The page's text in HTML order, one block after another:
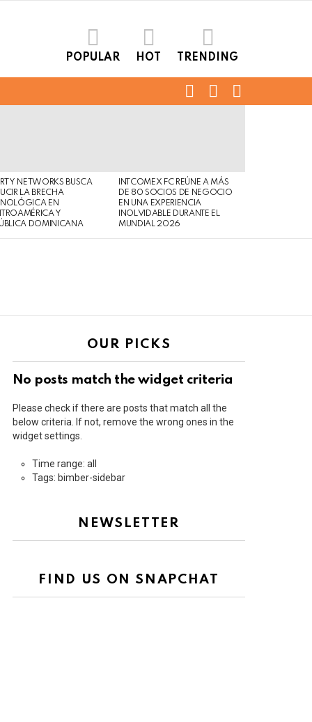
POPULAR HOT TRENDING
FOLLOWSEARCH
NETWORKS BUSCA
LA BRECHA
EN
Y
DOMINICANA
INTCOMEX FC REÚNE A MÁS
DE 80 SOCIOS DE NEGOCIO
EN UNA EXPERIENCIA
INOLVIDABLE DURANTE EL
MUNDIAL 2026
OUR PICKS
No posts match the widget criteria
Please check if there are posts that match all the
below criteria. If not, remove the wrong ones in the
widget settings.
Time range: all
Tags: bimber-sidebar
NEWSLETTER
FIND US ON SNAPCHAT